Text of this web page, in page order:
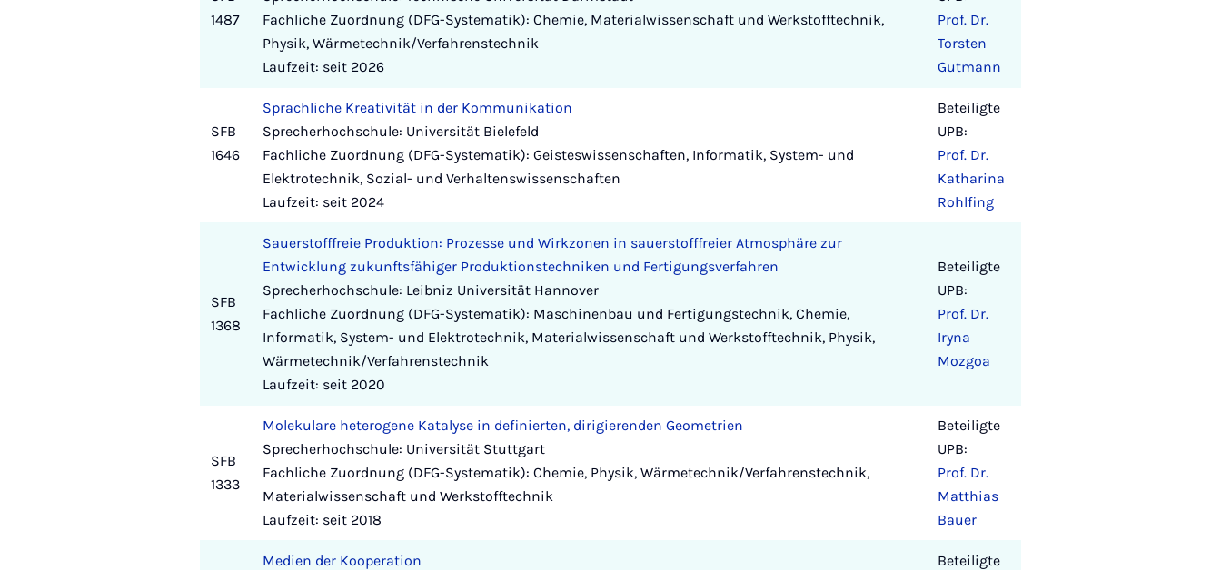
1487
Fachliche Zuordnung (DFG-Systematik): Chemie, Materialwissenschaft und Werkstofftechnik,
Physik, Wärmetechnik/Verfahrenstechnik
Laufzeit: seit 2026
Prof. Dr.
Torsten
Gutmann
SFB
1646
Sprachliche Kreativität in der Kommunikation
Sprecherhochschule: Universität Bielefeld
Fachliche Zuordnung (DFG-Systematik): Geisteswissenschaften, Informatik, System- und
Elektrotechnik, Sozial- und Verhaltenswissenschaften
Laufzeit: seit 2024
Beteiligte
UPB:
Prof. Dr.
Katharina
Rohlfing
SFB
1368
Sauerstofffreie Produktion: Prozesse und Wirkzonen in sauerstofffreier Atmosphäre zur
Entwicklung zukunftsfähiger Produktionstechniken und Fertigungsverfahren
Sprecherhochschule: Leibniz Universität Hannover
Fachliche Zuordnung (DFG-Systematik): Maschinenbau und Fertigungstechnik, Chemie,
Informatik, System- und Elektrotechnik, Materialwissenschaft und Werkstofftechnik, Physik,
Wärmetechnik/Verfahrenstechnik
Laufzeit: seit 2020
Beteiligte
UPB:
Prof. Dr.
Iryna
Mozgoa
SFB
1333
Molekulare heterogene Katalyse in definierten, dirigierenden Geometrien
Sprecherhochschule: Universität Stuttgart
Fachliche Zuordnung (DFG-Systematik): Chemie, Physik, Wärmetechnik/Verfahrenstechnik,
Materialwissenschaft und Werkstofftechnik
Laufzeit: seit 2018
Beteiligte
UPB:
Prof. Dr.
Matthias
Bauer
Medien der Kooperation
Beteiligte